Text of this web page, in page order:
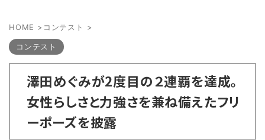
HOME > コンテスト >
コンテスト
澤田めぐみが2度目の２連覇を達成。
女性らしさと力強さを兼ね備えたフリ
ーポーズを披露